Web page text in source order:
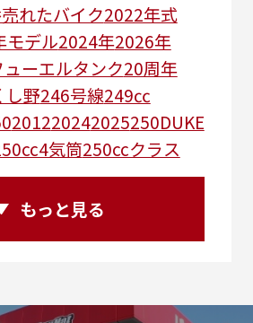
れたバイク2022年式
モデル2024年2026年
ーエルタンク20周年
し野246号線249㏄
201220242025250DUKE
気筒250ccクラス
スポーツ250アメリカン
ンチャー250ｃｃツアラー
29日まで2本2気筒
もっと見る